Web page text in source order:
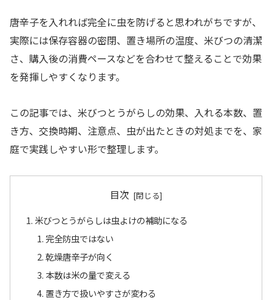
唐辛子を入れれば完全に虫を防げると思われがちですが、
実際には保存容器の密閉、置き場所の温度、米びつの清潔
さ、購入後の消費ペースなどを合わせて整えることで効果
を発揮しやすくなります。
この記事では、米びつとうがらしの効果、入れる本数、置
き方、交換時期、注意点、虫が出たときの対処までを、家
庭で実践しやすい形で整理します。
目次
米びつとうがらしは虫よけの補助になる
完全防虫ではない
乾燥唐辛子が向く
本数は米の量で変える
置き方で扱いやすさが変わる